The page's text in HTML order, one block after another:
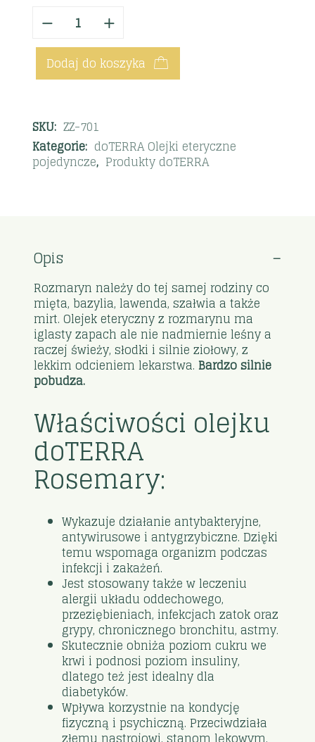
Dodaj do koszyka
SKU: ZZ-701
Kategorie: doTERRA Olejki eteryczne
pojedyncze, Produkty doTERRA
Opis
Rozmaryn należy do tej samej rodziny co
mięta, bazylia, lawenda, szałwia a także
mirt. Olejek eteryczny z rozmarynu ma
iglasty zapach ale nie nadmiernie leśny a
raczej świeży, słodki i silnie ziołowy, z
lekkim odcieniem lekarstwa. Bardzo silnie
pobudza.
Właściwości olejku
doTERRA
Rosemary:
Wykazuje działanie antybakteryjne,
antywirusowe i antygrzybiczne. Dzięki
temu wspomaga organizm podczas
infekcji i zakażeń.
Jest stosowany także w leczeniu
alergii układu oddechowego,
przeziębieniach, infekcjach zatok oraz
grypy, chronicznego bronchitu, astmy.
Skutecznie obniża poziom cukru we
krwi i podnosi poziom insuliny,
dlatego też jest idealny dla
diabetyków.
Wpływa korzystnie na kondycję
fizyczną i psychiczną. Przeciwdziała